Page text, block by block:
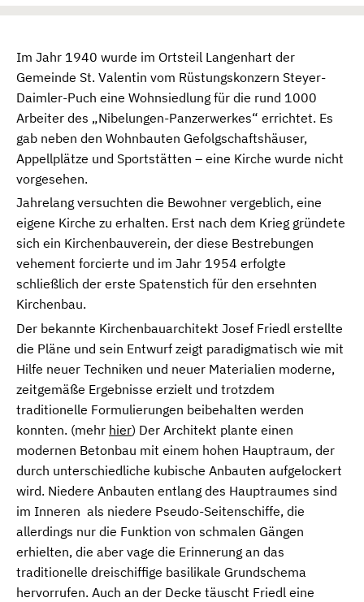
Im Jahr 1940 wurde im Ortsteil Langenhart der
Gemeinde St. Valentin vom Rüstungskonzern Steyer-
Daimler-Puch eine Wohnsiedlung für die rund 1000
Arbeiter des „Nibelungen-Panzerwerkes“ errichtet. Es
gab neben den Wohnbauten Gefolgschaftshäuser,
Appellplätze und Sportstätten – eine Kirche wurde nicht
vorgesehen.
Jahrelang versuchten die Bewohner vergeblich, eine
eigene Kirche zu erhalten. Erst nach dem Krieg gründete
sich ein Kirchenbauverein, der diese Bestrebungen
vehement forcierte und im Jahr 1954 erfolgte
schließlich der erste Spatenstich für den ersehnten
Kirchenbau.
Der bekannte Kirchenbauarchitekt Josef Friedl erstellte
die Pläne und sein Entwurf zeigt paradigmatisch wie mit
Hilfe neuer Techniken und neuer Materialien moderne,
zeitgemäße Ergebnisse erzielt und trotzdem
traditionelle Formulierungen beibehalten werden
konnten. (mehr hier) Der Architekt plante einen
modernen Betonbau mit einem hohen Hauptraum, der
durch unterschiedliche kubische Anbauten aufgelockert
wird. Niedere Anbauten entlang des Hauptraumes sind
im Inneren als niedere Pseudo-Seitenschiffe, die
allerdings nur die Funktion von schmalen Gängen
erhielten, die aber vage die Erinnerung an das
traditionelle dreischiffige basilikale Grundschema
hervorrufen. Auch an der Decke täuscht Friedl eine